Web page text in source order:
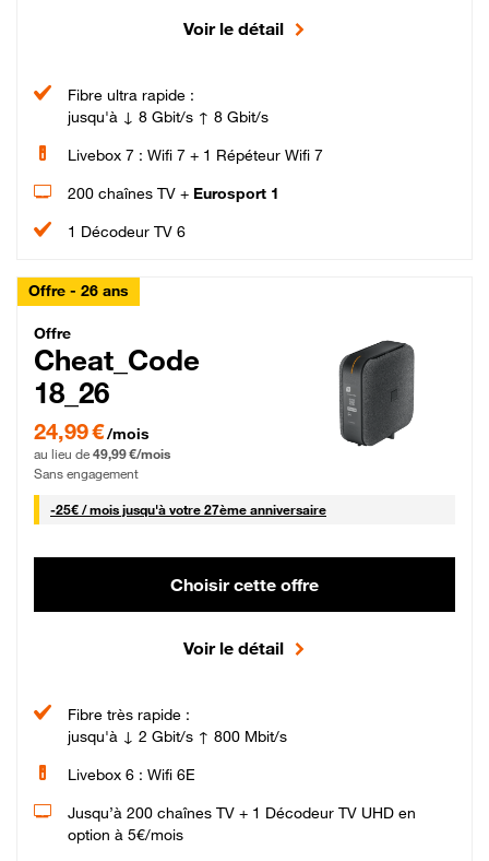
Voir le détail
Fibre ultra rapide :
jusqu'à ↓ 8 Gbit/s ↑ 8 Gbit/s
Livebox 7 : Wifi 7 + 1 Répéteur Wifi 7
200 chaînes TV + Eurosport 1
1 Décodeur TV 6
Offre - 26 ans
Cheat_Code Fibre_18_26
Offre
Cheat_Code
18_26
24,99 € par mois pendant 0 mois puis 49,99 € par mois, Sans engagement
24,99 €/mois
au lieu de 49,99 €/mois
Sans engagement
-25€ / mois25 € par mois
jusqu'à votre 27ème anniversaire
Choisir cette offre
Voir le détail
Fibre très rapide :
jusqu'à ↓ 2 Gbit/s ↑ 800 Mbit/s
Livebox 6 : Wifi 6E
Jusqu’à 200 chaînes TV + 1 Décodeur TV UHD en
option à 5€/mois